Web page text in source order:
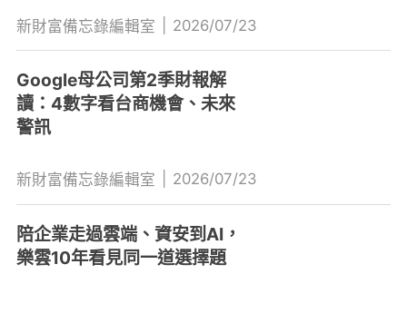
新財富備忘錄編輯室 2026/07/23
Google母公司第2季財報解
讀：4數字看台商機會、未來
警訊
新財富備忘錄編輯室 2026/07/23
陪企業走過雲端、資安到AI，
樂雲10年看見同一道選擇題